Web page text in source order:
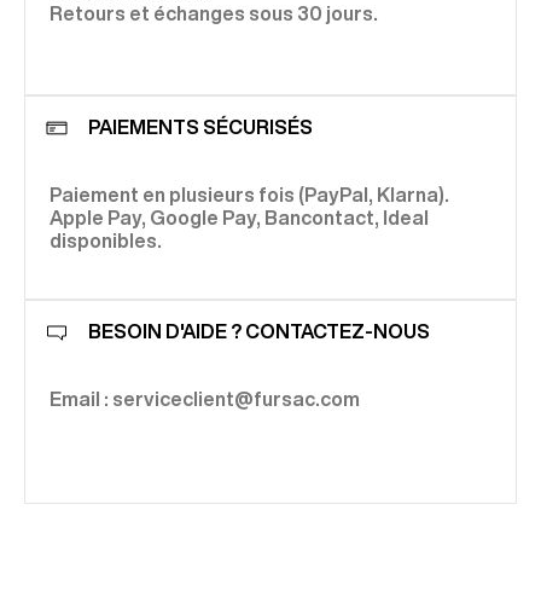
Retours et échanges sous 30 jours.
PAIEMENTS SÉCURISÉS
Paiement en plusieurs fois (PayPal, Klarna).
Apple Pay, Google Pay, Bancontact, Ideal
disponibles.
BESOIN D'AIDE ? CONTACTEZ-NOUS
Email : serviceclient@fursac.com